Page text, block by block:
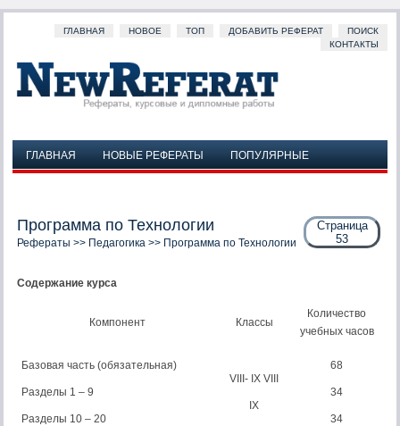
ГЛАВНАЯ НОВОЕ ТОП ДОБАВИТЬ РЕФЕРАТ
ПОИСК
КОНТАКТЫ
ГЛАВНАЯ НОВЫЕ РЕФЕРАТЫ
ПОПУЛЯРНЫЕ
Страница
53
Программа по Технологии
Рефераты >> Педагогика >> Программа по Технологии
Содержание курса
Компонент Классы
Количество
учебных часов
Базовая часть (обязательная)
Разделы 1 – 9
Разделы 10 – 20
VIII- IX VIII
IX
68
34
34